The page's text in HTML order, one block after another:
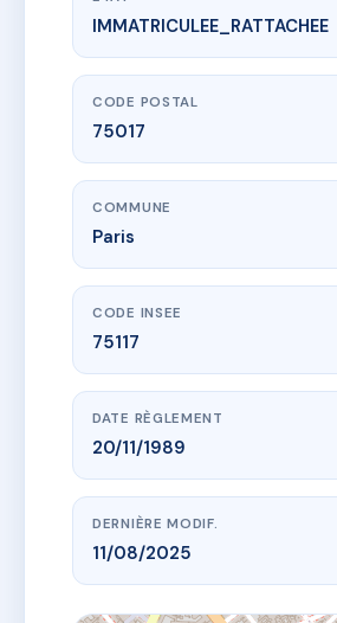
www.vme.plus/AC5610019
SDC 14 LOGELBACH
14 r de logelbach
IMMATRICULEE_RATTACHEE
CODE POSTAL
75017
COMMUNE
Paris
CODE INSEE
75117
DATE RÈGLEMENT
20/11/1989
DERNIÈRE MODIF.
11/08/2025